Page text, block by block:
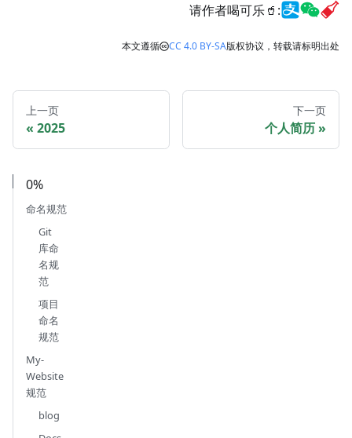
请作者喝可乐🥤:
本文遵循 CC 4.0 BY-SA版权协议，转载请标明出处
上一页
2025
下一页
个人简历
0%
命名规范
Git
库命
名规
范
项目
命名
规范
My-
Website
规范
blog